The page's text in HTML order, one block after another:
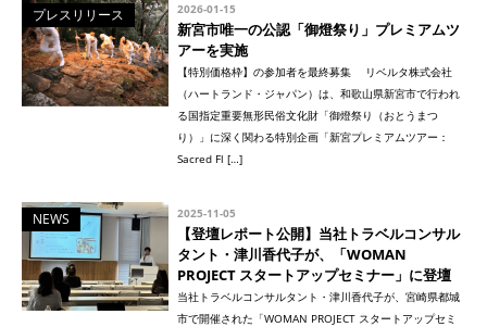
プレスリリース 2026-01-15
新宮市唯一の公認「御燈祭り」プレミアムツ
アーを実施
【特別価格枠】の参加者を最終募集 リベルタ株式会社
（ハートランド・ジャパン）は、和歌山県新宮市で行われ
る国指定重要無形民俗文化財「御燈祭り（おとうまつ
り）」に深く関わる特別企画「新宮プレミアムツアー：
Sacred Fl […]
NEWS 2025-11-05
【登壇レポート公開】当社トラベルコンサル
タント・津川香代子が、「WOMAN
PROJECT スタートアップセミナー」に登壇
当社トラベルコンサルタント・津川香代子が、宮崎県都城
市で開催された「WOMAN PROJECT スタートアップセミ